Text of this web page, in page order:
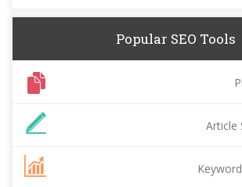
Popular SEO Tools
Article